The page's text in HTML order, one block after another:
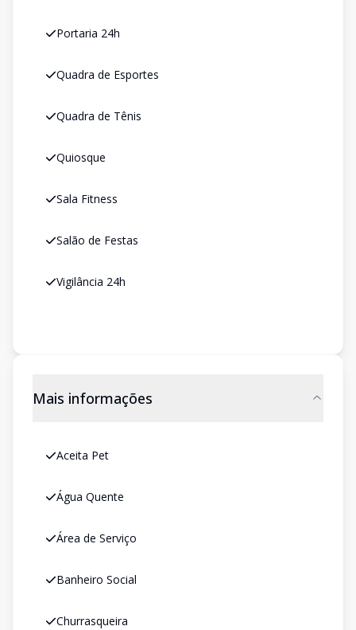
Portaria 24h
Quadra de Esportes
Quadra de Tênis
Quiosque
Sala Fitness
Salão de Festas
Vigilância 24h
Mais informações
Aceita Pet
Água Quente
Área de Serviço
Banheiro Social
Churrasqueira